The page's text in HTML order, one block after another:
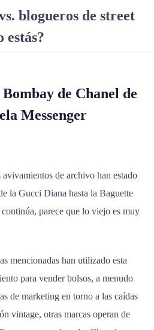
blogueros de street
estás?
de Chanel de
Messenger
de archivo han estado
la Gucci Diana hasta la Baguette
parece que lo viejo es muy
mencionadas han utilizado esta
para vender bolsos, a menudo
de marketing en torno a las caídas
vintage, otras marcas operan de